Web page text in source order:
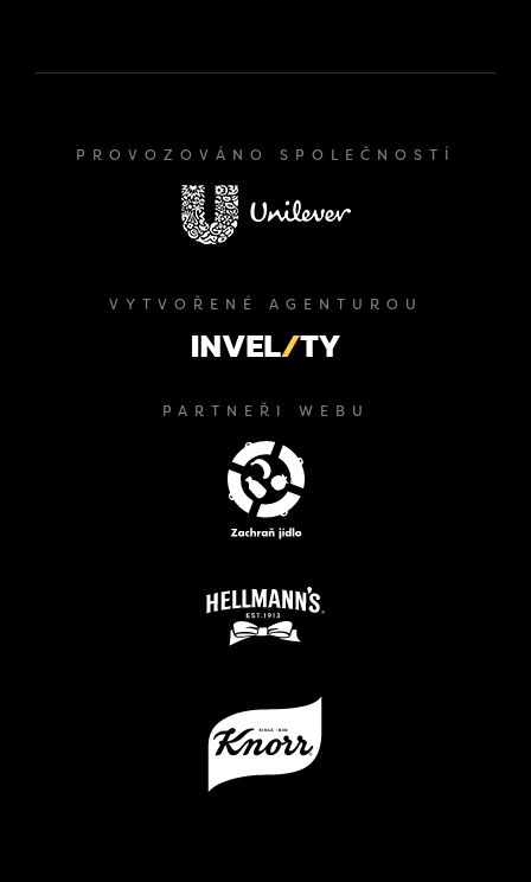
PROVOZOVÁNO SPOLEČNOSTÍ
VYTVOŘENÉ AGENTUROU
PARTNEŘI WEBU